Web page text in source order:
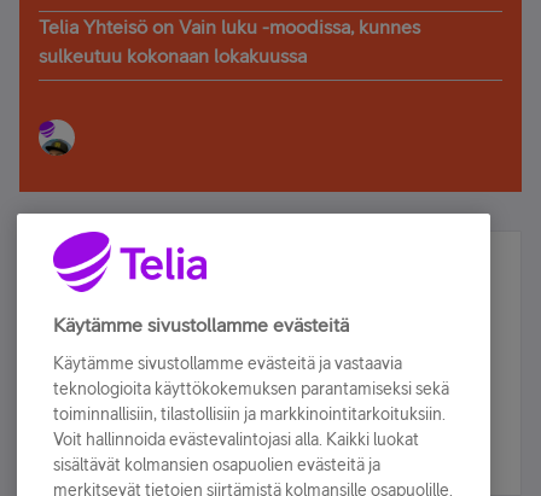
Telia Yhteisö on Vain luku -moodissa, kunnes
sulkeutuu kokonaan lokakuussa
Älä jää paitsi – osallistu ja voita!
Tilaa Telian uutiskirje ja olet mukana arvonnassa.
sähköpostiisi.
Tilaa nyt
Käytämme sivustollamme evästeitä
Käytämme sivustollamme evästeitä ja vastaavia
teknologioita käyttökokemuksen parantamiseksi sekä
toiminnallisiin, tilastollisiin ja markkinointitarkoituksiin.
Voit hallinnoida evästevalintojasi alla. Kaikki luokat
sisältävät kolmansien osapuolien evästeitä ja
merkitsevät tietojen siirtämistä kolmansille osapuolille.